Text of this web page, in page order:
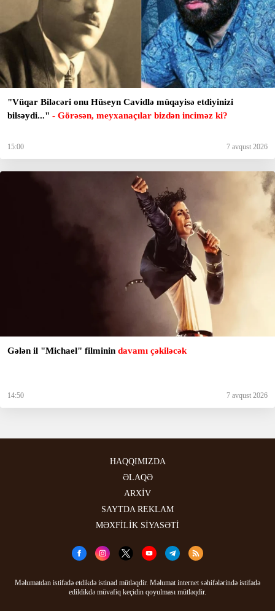
"Vüqar Biləcəri onu Hüseyn Cavidlə müqayisə etdiyinizi
bilsəydi..." - Görəsən, meyxanaçılar bizdən inciməz ki?
15:00 7 avqust 2026
Gələn il "Michael" filminin davamı çəkiləcək
14:50 7 avqust 2026
HAQQIMIZDA
ƏLAQƏ
ARXİV
SAYTDA REKLAM
MƏXFİLİK SİYASƏTİ
Məlumatdan istifadə etdikdə istinad mütləqdir. Məlumat internet səhifələrində istifadə
edildikdə müvafiq keçidin qoyulması mütləqdir.